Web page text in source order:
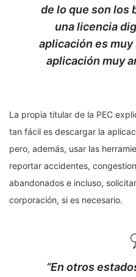
de lo que son los
una licencia
aplicación es
aplicación muy
La propia titular de la PEC
tan fácil es descargar la
pero, además, usar las
reportar accidentes,
abandonados e incluso,
corporación, si es necesario.
“En otros